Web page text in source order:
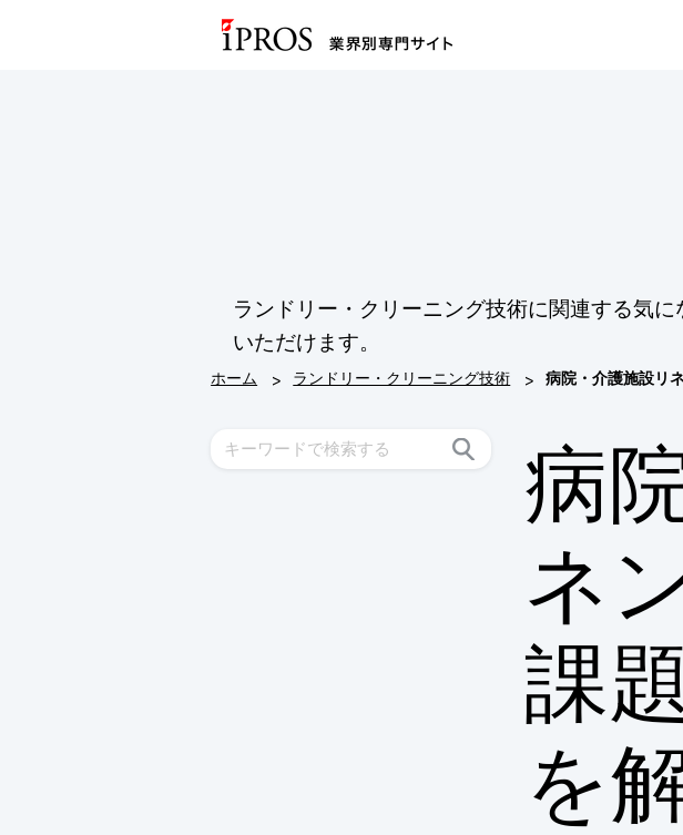
ランドリー・クリーニング技術に関連する気
いただけます。
ホーム > ランドリー・クリーニング技術 > 病院・介護施設リ
病
ネ
課
を